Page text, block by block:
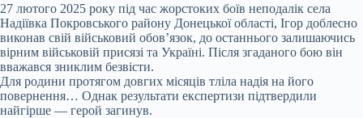
27 лютого 2025 року під час жорстоких боїв неподалік села
Надіївка Покровського району Донецької області, Ігор доблесно
виконав свій військовий обов’язок, до останнього залишаючись
вірним військовій присязі та Україні. Після згаданого бою він
вважався зниклим безвісти.
Для родини протягом довгих місяців тліла надія на його
повернення… Однак результати експертизи підтвердили
найгірше — герой загинув.